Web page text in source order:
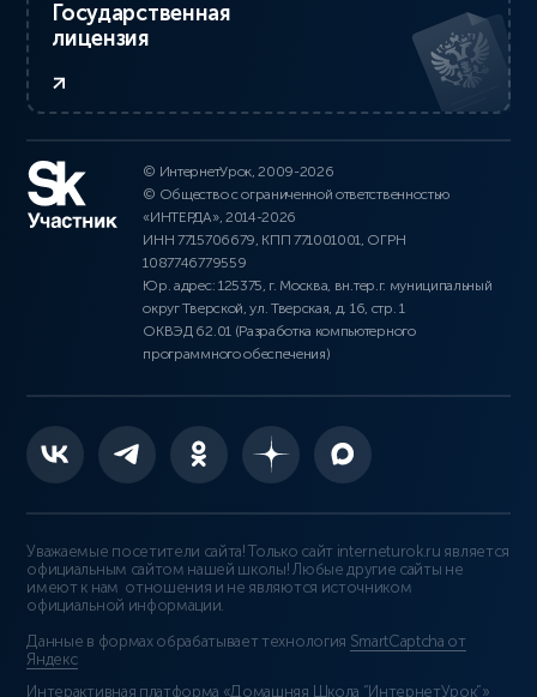
Государственная
лицензия
© ИнтернетУрок, 2009-2026
© Общество с ограниченной ответственностью
«ИНТЕРДА», 2014-2026
ИНН 7715706679, КПП 771001001, ОГРН
1087746779559
Юр. адрес: 125375, г. Москва, вн.тер.г. муниципальный
округ Тверской, ул. Тверская, д. 16, стр. 1
ОКВЭД 62.01 (Разработка компьютерного
программного обеспечения)
Уважаемые посетители сайта! Только сайт interneturok.ru является
официальным сайтом нашей школы! Любые другие сайты не
имеют к нам отношения и не являются источником
официальной информации.
Данные в формах обрабатывает технология SmartCaptcha от
Яндекс
Интерактивная платформа «Домашняя Школа “ИнтернетУрок”»